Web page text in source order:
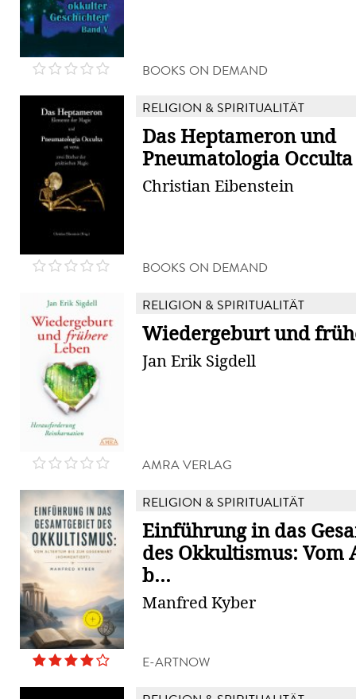
BOOKS ON DEMAND
RELIGION & SPIRITUALITÄT
Das Heptameron und
Pneumatologia
Christian Eibenstein
BOOKS ON DEMAND
RELIGION & SPIRITUALITÄT
Wiedergeburt und
Jan Erik Sigdell
AMRA VERLAG
RELIGION & SPIRITUALITÄT
Einführung in das
des Okkultismus: Vom
b...
Manfred Kyber
E-ARTNOW